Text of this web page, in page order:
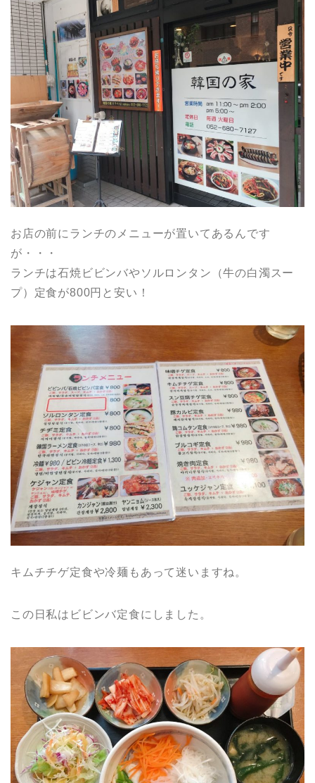
お店の前にランチのメニューが置いてあるんです
が・・・
ランチは石焼ビビンバやソルロンタン（牛の白濁スー
プ）定食が800円と安い！
キムチチゲ定食や冷麺もあって迷いますね。
この日私はビビンバ定食にしました。